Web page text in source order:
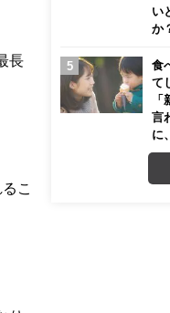
長
こ
い
か
食
て
言
に